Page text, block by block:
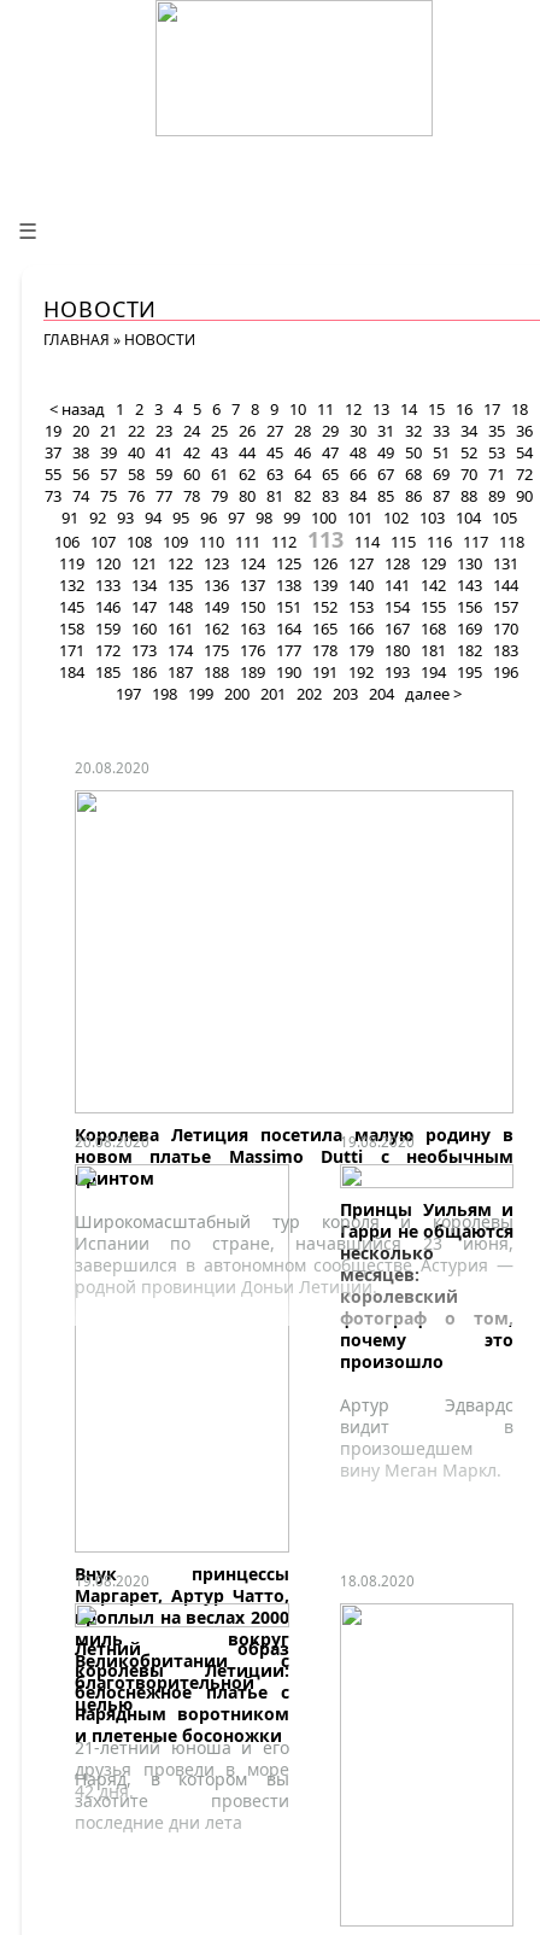
☰
НОВОСТИ
ГЛАВНАЯ » НОВОСТИ
< назад 1 2 3 4 5 6 7 8 9 10 11 12 13 14 15 16 17 18
19 20 21 22 23 24 25 26 27 28 29 30 31 32 33 34 35 36
37 38 39 40 41 42 43 44 45 46 47 48 49 50 51 52 53 54
55 56 57 58 59 60 61 62 63 64 65 66 67 68 69 70 71
72
73 74 75 76 77 78 79 80 81 82 83 84 85 86 87 88 89 90
91
92 93 94 95 96 97 98 99 100 101 102 103 104 105
106 107 108 109 110 111 112 113 114 115 116 117 118
119 120 121 122 123 124 125 126 127 128 129 130 131
132 133 134 135 136 137 138 139 140 141 142 143 144
145 146 147 148 149 150 151 152 153 154 155 156 157
158 159 160 161 162 163 164 165 166 167 168 169 170
171
172 173 174 175 176 177 178 179 180 181 182 183
184 185 186 187 188 189 190 191 192 193 194 195 196
197 198 199 200 201 202 203 204 далее >
20.08.2020
Королева Летиция посетила малую родину в
новом платье Massimo Dutti с необычным
принтом
Широкомасштабный тур короля и королевы
Испании по стране, начавшийся 23 июня,
завершился в автономном сообществе Астурия —
родной провинции Доньи Летиции.
20.08.2020
Внук принцессы
Маргарет, Артур Чатто,
проплыл на веслах 2000
миль вокруг
Великобритании с
благотворительной
целью
21-летний юноша и его
друзья провели в море
42 дня.
19.08.2020
Принцы Уильям и
Гарри не общаются
несколько
месяцев:
королевский
фотограф о том,
почему это
произошло
Артур Эдвардс
видит в
произошедшем
вину Меган Маркл.
19.08.2020
Летний образ
королевы Летиции:
белоснежное платье с
нарядным воротником
и плетеные босоножки
Наряд, в котором вы
захотите провести
последние дни лета
18.08.2020